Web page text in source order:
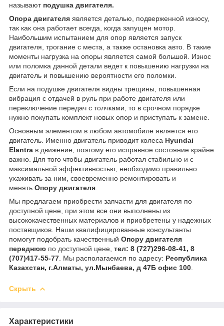
называют подушка двигателя.
Опора двигателя является деталью, подверженной износу,
так как она работает всегда, когда запущен мотор.
Наибольшим испытанием для опор является запуск
двигателя, трогание с места, а также остановка авто. В такие
моменты нагрузка на опоры является самой большой. Износ
или поломка данной детали ведет к повышению нагрузки на
двигатель и повышению вероятности его поломки.
Если на подушке двигателя видны трещины, повышенная
вибрация с отдачей в руль при работе двигателя или
переключение передач с толчками, то в срочном порядке
нужно покупать комплект новых опор и приступать к замене.
Основным элементом в любом автомобиле является его
двигатель. Именно двигатель приводит колеса Hyundai
Elantra в движение, поэтому его исправное состояние крайне
важно. Для того чтобы двигатель работал стабильно и с
максимальной эффективностью, необходимо правильно
ухаживать за ним, своевременно ремонтировать и
менять Опору двигателя
Мы предлагаем приобрести запчасти для двигателя по
доступной цене, при этом все они выполнены из
высококачественных материалов и приобретены у надежных
поставщиков. Наши квалифицированные консультанты
помогут подобрать качественный Опору двигателя
переднюю по доступной цене, тел: 8 (727)296-08-41, 8
(707)417-55-77 . Мы располагаемся по адресу: Республика
Казахстан, г.Алматы, ул.Мынбаева, д 47Б офис 100
Скрыть
Характеристики